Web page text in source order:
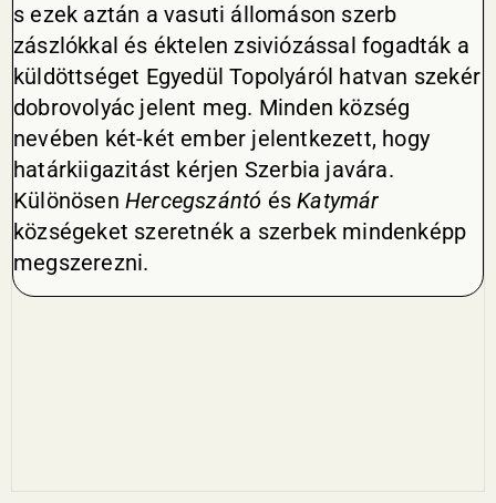
s ezek aztán a vasuti állomáson szerb
zászlókkal és éktelen zsiviózással fogadták a
küldöttséget Egyedül Topolyáról hatvan szekér
dobrovolyác jelent meg. Minden község
nevében két-két ember jelentkezett, hogy
határkiigazitást kérjen Szerbia javára.
Különösen Hercegszántó ésKatymár
községeket szeretnék a szerbek mindenképp
megszerezni.